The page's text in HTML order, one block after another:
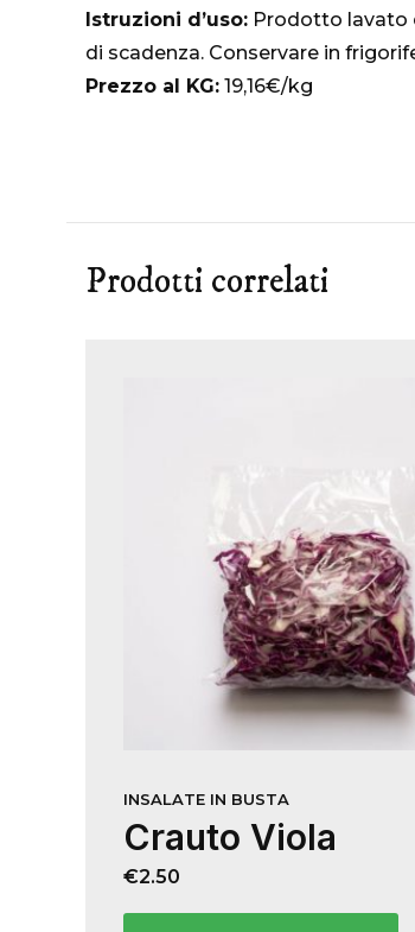
Istruzioni d’uso: Prodotto lavato
di scadenza. Conservare in
Prezzo al KG: 19,16€/kg
Prodotti correlati
INSALATE IN BUSTA
Crauto Viola
€2.50